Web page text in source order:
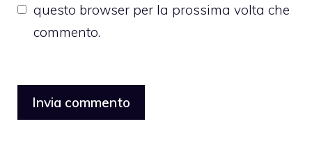
questo browser per la prossima volta che
commento.